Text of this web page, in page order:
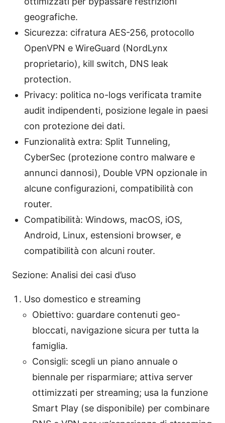
geografiche.
Sicurezza: cifratura AES-256, protocollo
OpenVPN e WireGuard (NordLynx
proprietario), kill switch, DNS leak
protection.
Privacy: politica no-logs verificata tramite
audit indipendenti, posizione legale in paesi
con protezione dei dati.
Funzionalità extra: Split Tunneling,
CyberSec (protezione contro malware e
annunci dannosi), Double VPN opzionale in
alcune configurazioni, compatibilità con
router.
Compatibilità: Windows, macOS, iOS,
Android, Linux, estensioni browser, e
compatibilità con alcuni router.
Sezione: Analisi dei casi d’uso
Uso domestico e streaming
Obiettivo: guardare contenuti geo-
bloccati, navigazione sicura per tutta la
famiglia.
Consigli: scegli un piano annuale o
biennale per risparmiare; attiva server
ottimizzati per streaming; usa la funzione
Smart Play (se disponibile) per combinare